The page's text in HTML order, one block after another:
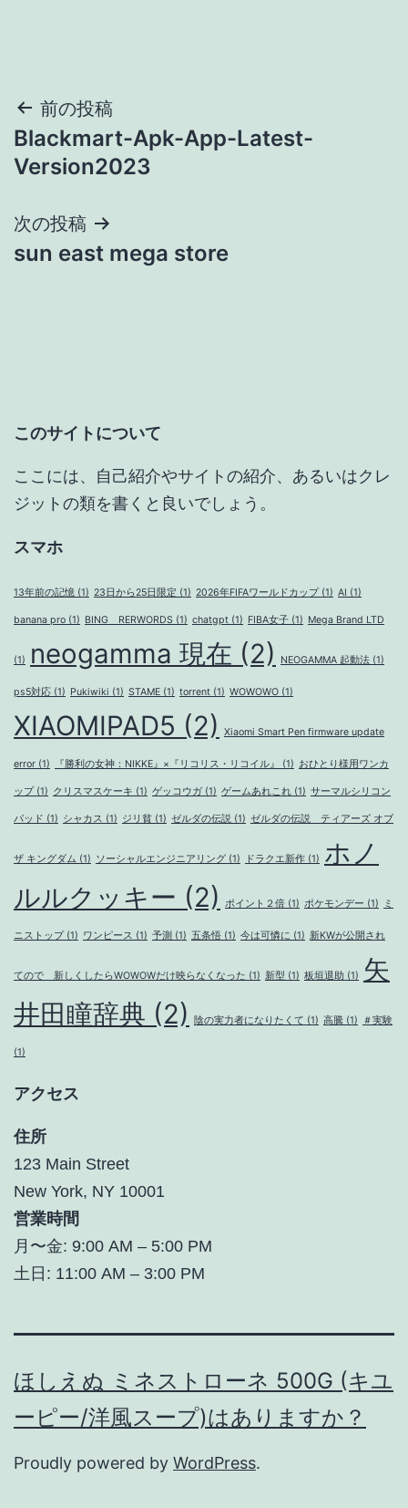
投
稿
ビ
ン
前の投稿
Blackmart-Apk-App-Latest-
Version2023
次の投稿
sun east mega store
このサイトについて
ここには、自己紹介やサイトの紹介、あるいはクレ
ジットの類を書くと良いでしょう。
スマホ
13年前の記憶 (1) 23日から25日限定 (1) 2026年FIFAワールドカップ (1) AI (1)
banana pro (1) BING RERWORDS (1) chatgpt (1) FIBA女子 (1) Mega Brand LTD
(1) neogamma 現在 (2) NEOGAMMA 起動法 (1)
ps5対応 (1) Pukiwiki (1) STAME (1) torrent (1) WOWOWO (1)
XIAOMIPAD5 (2) Xiaomi Smart Pen firmware update
error (1) 『勝利の女神：NIKKE』×『リコリス・リコイル』 (1) おひとり様用ワンカ
ップ (1) クリスマスケーキ (1) ゲッコウガ (1) ゲームあれこれ (1) サーマルシリコン
パッド (1) シャカス (1) ジリ貧 (1) ゼルダの伝説 (1) ゼルダの伝説 ティアーズ オブ
ザ キングダム (1) ソーシャルエンジニアリング (1) ドラクエ新作 (1) ホノ
ルルクッキー (2) ポイント２倍 (1) ポケモンデー (1) ミ
ニストップ (1) ワンピース (1) 予測 (1) 五条悟 (1) 今は可憐に (1) 新KWが公開され
てので 新しくしたらWOWOWだけ映らなくなった (1) 新型 (1) 板垣退助 (1)
矢
井田瞳辞典 (2) 陰の実力者になりたくて (1) 高騰 (1) ＃実験
(1)
アクセス
住所
123 Main Street
New York, NY 10001
営業時間
月〜金: 9:00 AM – 5:00 PM
土日: 11:00 AM – 3:00 PM
ほしえぬ ミネストローネ 500G (キユ
ーピー/洋風スープ)はありますか？
Proudly powered by WordPress.